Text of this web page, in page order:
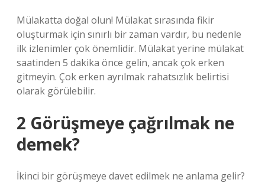
Mülakatta doğal olun! Mülakat sırasında fikir
oluşturmak için sınırlı bir zaman vardır, bu nedenle
ilk izlenimler çok önemlidir. Mülakat yerine mülakat
saatinden 5 dakika önce gelin, ancak çok erken
gitmeyin. Çok erken ayrılmak rahatsızlık belirtisi
olarak görülebilir.
2 Görüşmeye çağrılmak ne
demek?
İkinci bir görüşmeye davet edilmek ne anlama gelir?